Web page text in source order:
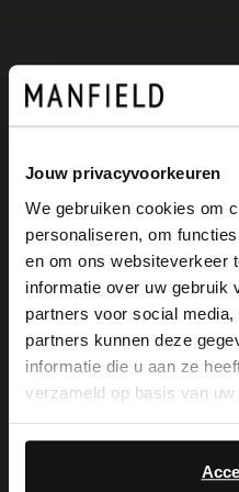
Jouw privacyvoorkeuren
We gebruiken cookies om
personaliseren, om
en om ons websiteverkeer
informatie over uw gebruik
partners voor social
partners kunnen deze
informatie die u aan ze
verzameld op basis van
Omschrijving
Witte leren
witte platte zool
op de achterzijde.
verzorging en
Carbon Pro.
View this
It looks like your
you like to switch to
English